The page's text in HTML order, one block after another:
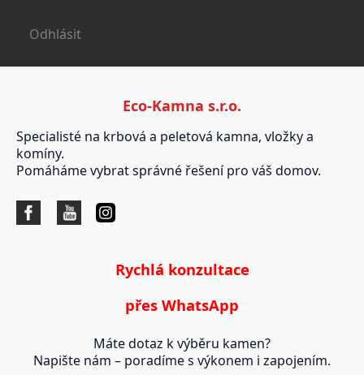
Odhlásit
Eco-Kamna s.r.o.
Specialisté na krbová a peletová kamna, vložky a
komíny.
Pomáháme vybrat správné řešení pro váš domov.
Rychlá konzultace
přes WhatsApp
Máte dotaz k výběru kamen?
Napište nám – poradíme s výkonem i zapojením.